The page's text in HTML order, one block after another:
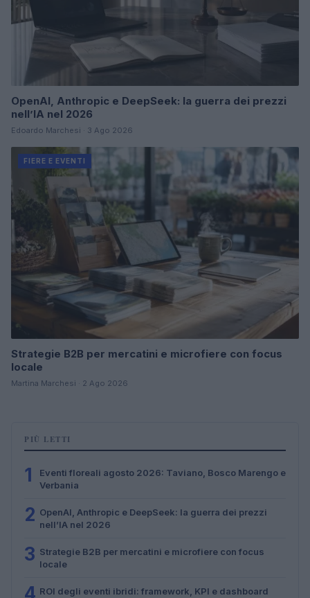
OpenAI, Anthropic e DeepSeek: la guerra dei prezzi
nell’IA nel 2026
Edoardo Marchesi · 3 Ago 2026
FIERE E EVENTI
Strategie B2B per mercatini e microfiere con focus
locale
Martina Marchesi · 2 Ago 2026
PIÙ LETTI
1
Eventi floreali agosto 2026: Taviano, Bosco Marengo e
Verbania
2 OpenAI, Anthropic e DeepSeek: la guerra dei prezzi
nell’IA nel 2026
3 Strategie B2B per mercatini e microfiere con focus
locale
4 ROI degli eventi ibridi: framework, KPI e dashboard